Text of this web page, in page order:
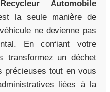
Recycleur Automobile
la seule manière de
ne devienne pas
En confiant votre
transformez un déchet
précieuses tout en vous
liées à la